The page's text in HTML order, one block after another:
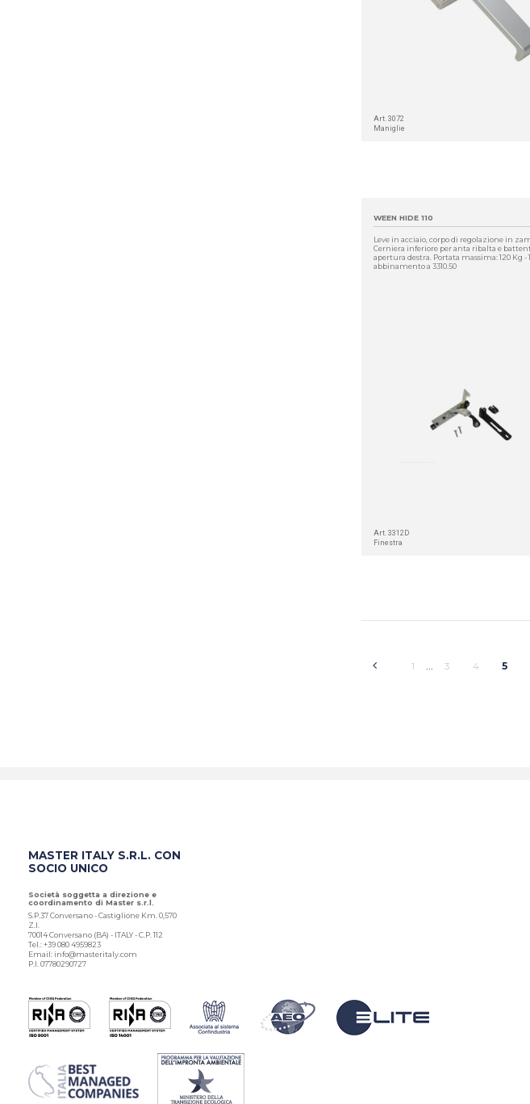
Art. 3072
Maniglie
WEEN HIDE 110
Leve in acciaio, corpo di regolazione in
Cerniera inferiore per anta ribalta e
apertura destra. Portata massima: 120 Kg -
abbinamento a 3310.50
Art. 3312D
Finestra
1 3 4 5
MASTER ITALY S.R.L. CON
SOCIO UNICO
Società soggetta a direzione e
coordinamento di Master s.r.l.
S.P.37 Conversano - Castiglione Km. 0,570
Z.I.
70014 Conversano (BA) - ITALY - C.P. 112
Tel.: +39 080 4959823
Email: info@masteritaly.com
P.I. 07780290727